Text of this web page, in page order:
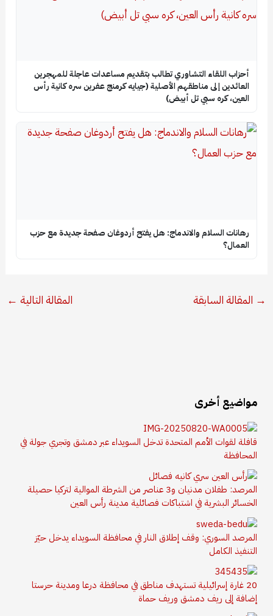
أحزاب اللقاء التشاوري تطالب بتقديم مساعدات عاجلة للمهجرين
العائدين إلى مناطقهم الأصلية (جيايه كرمنج عفرين سره كانية رأس
العين، كره سبي تل أبيض)
رهانات السلام والاندماج: هل يفتح أردوغان صفحة جديدة مع حزب
العمال؟
→ المقالة السابقة المقالة التالية ←
مواضيع أخرى
قافلة لقوات الأمم المتحدة تدخل السويداء عبر دمشق وتجري جولة في
المحافظة
المرصد: طفلان مدنيان و3 عناصر من الشرطة الموالية لتركيا حصيلة
الخسائر البشرية في اشتباكات فصائلية مدينة رأس العين
المرصد السوري: وقف إطلاق النار في محافظة السويداء يدخل حيّز
التنفيذ الكامل
20 غارة إسرائيلية تستهدف مناطق في محافظة درعا ومدينة حرستا
إضافة إلى ريف دمشق وريف حماة